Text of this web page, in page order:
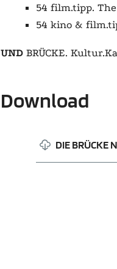
54 film.tipp.
54 kino &
UND BRÜCKE.
Download
DIE BRÜCKE